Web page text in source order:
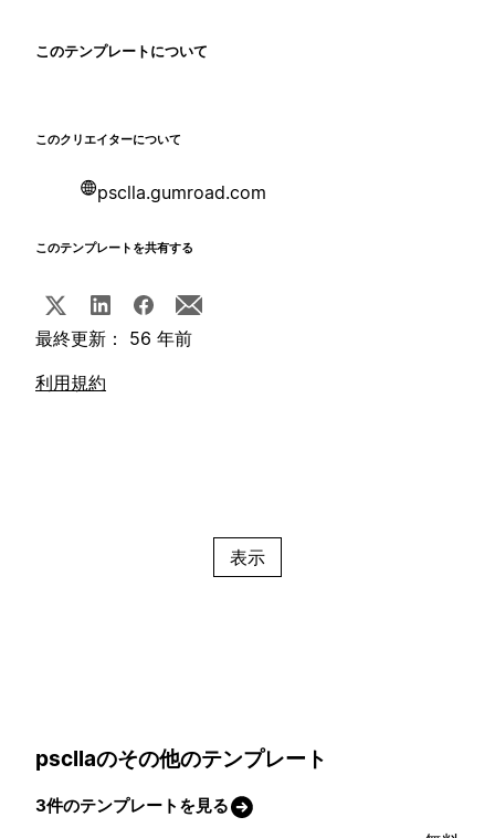
このテンプレートについて
このクリエイターについて
psclla.gumroad.com
このテンプレートを共有する
最終更新： 56 年前
利用規約
表示
pscllaのその他のテンプレート
3件のテンプレートを見る